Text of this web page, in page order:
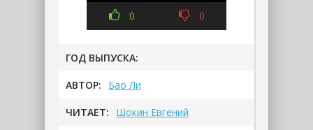
0 0
ГОД ВЫПУСКА:
АВТОР: Бао Ли
ЧИТАЕТ: Шокин Евгений